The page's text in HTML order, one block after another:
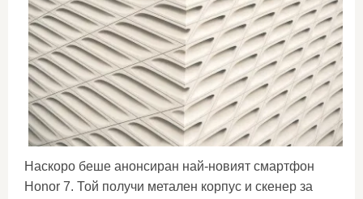
Наскоро беше анонсиран най-новият смартфон
Honor 7. Той получи метален корпус и скенер за